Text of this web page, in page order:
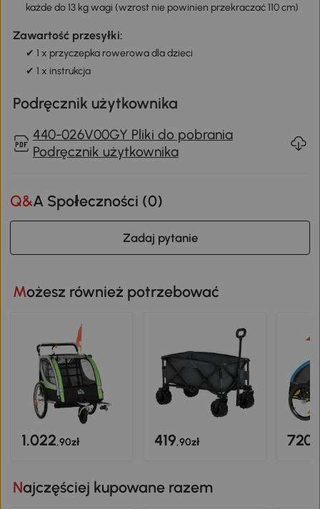
każde do 13 kg wagi (wzrost nie powinien przekraczać 110 cm)
Zawartość przesyłki:
✔ 1 x przyczepka rowerowa dla dzieci
✔ 1 x instrukcja
Podręcznik użytkownika
440-026V00GY Pliki do pobrania
Podręcznik użytkownika
Q&A Społeczności (0)
Zadaj pytanie
Możesz również potrzebować
1.022,90zł 419,90zł 720
Najczęściej kupowane razem